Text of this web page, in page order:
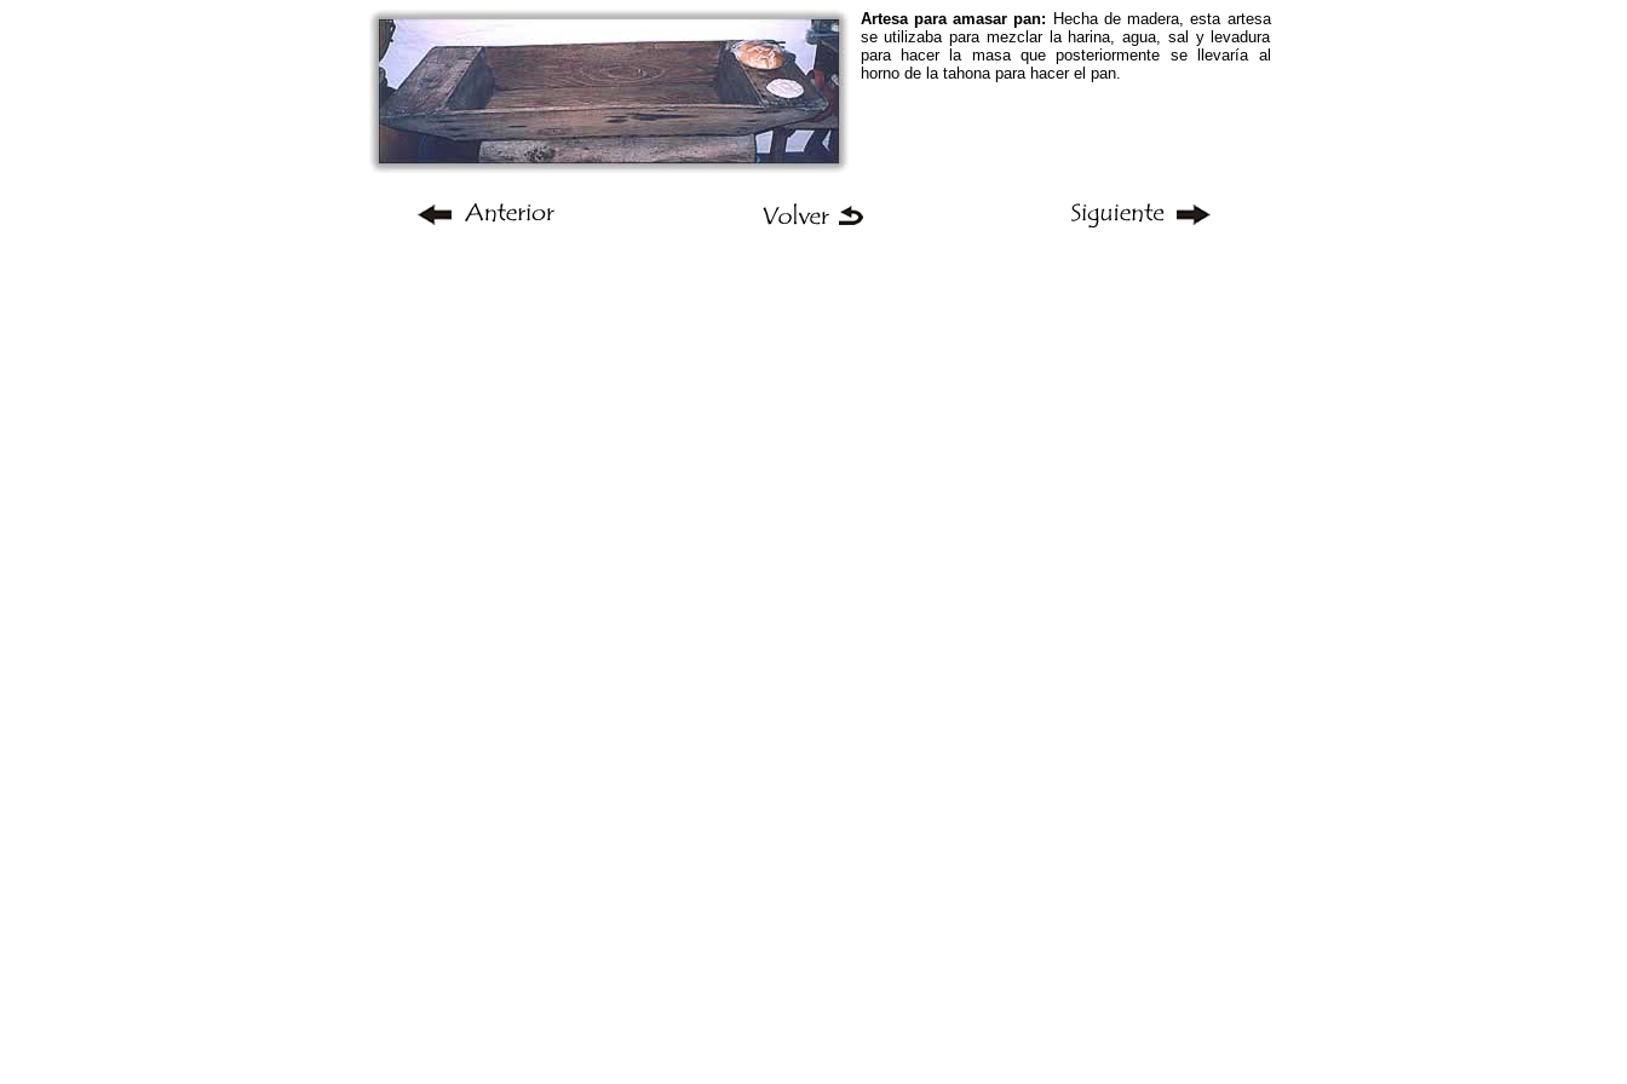
Artesa para amasar pan: Hecha de madera, esta artesa
se utilizaba para mezclar la harina, agua, sal y levadura
para hacer la masa que posteriormente se llevaría al
horno de la tahona para hacer el pan.